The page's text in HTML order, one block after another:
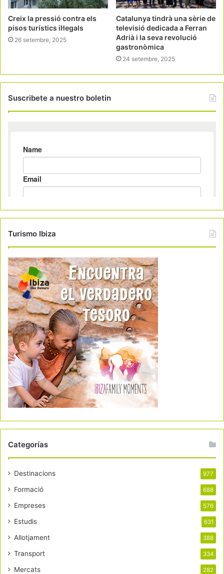
Creix la pressió contra els
pisos turístics il·legals
26 setembre, 2025
Catalunya tindrà una sèrie de
televisió dedicada a Ferran
Adrià i la seva revolució
gastronòmica
24 setembre, 2025
Suscribete a nuestro boletin
Turismo Ibiza
Categorías
Destinacions 977
Formació 688
Empreses 576
Estudis 631
Allotjament 388
Transport 334
Mercats 282